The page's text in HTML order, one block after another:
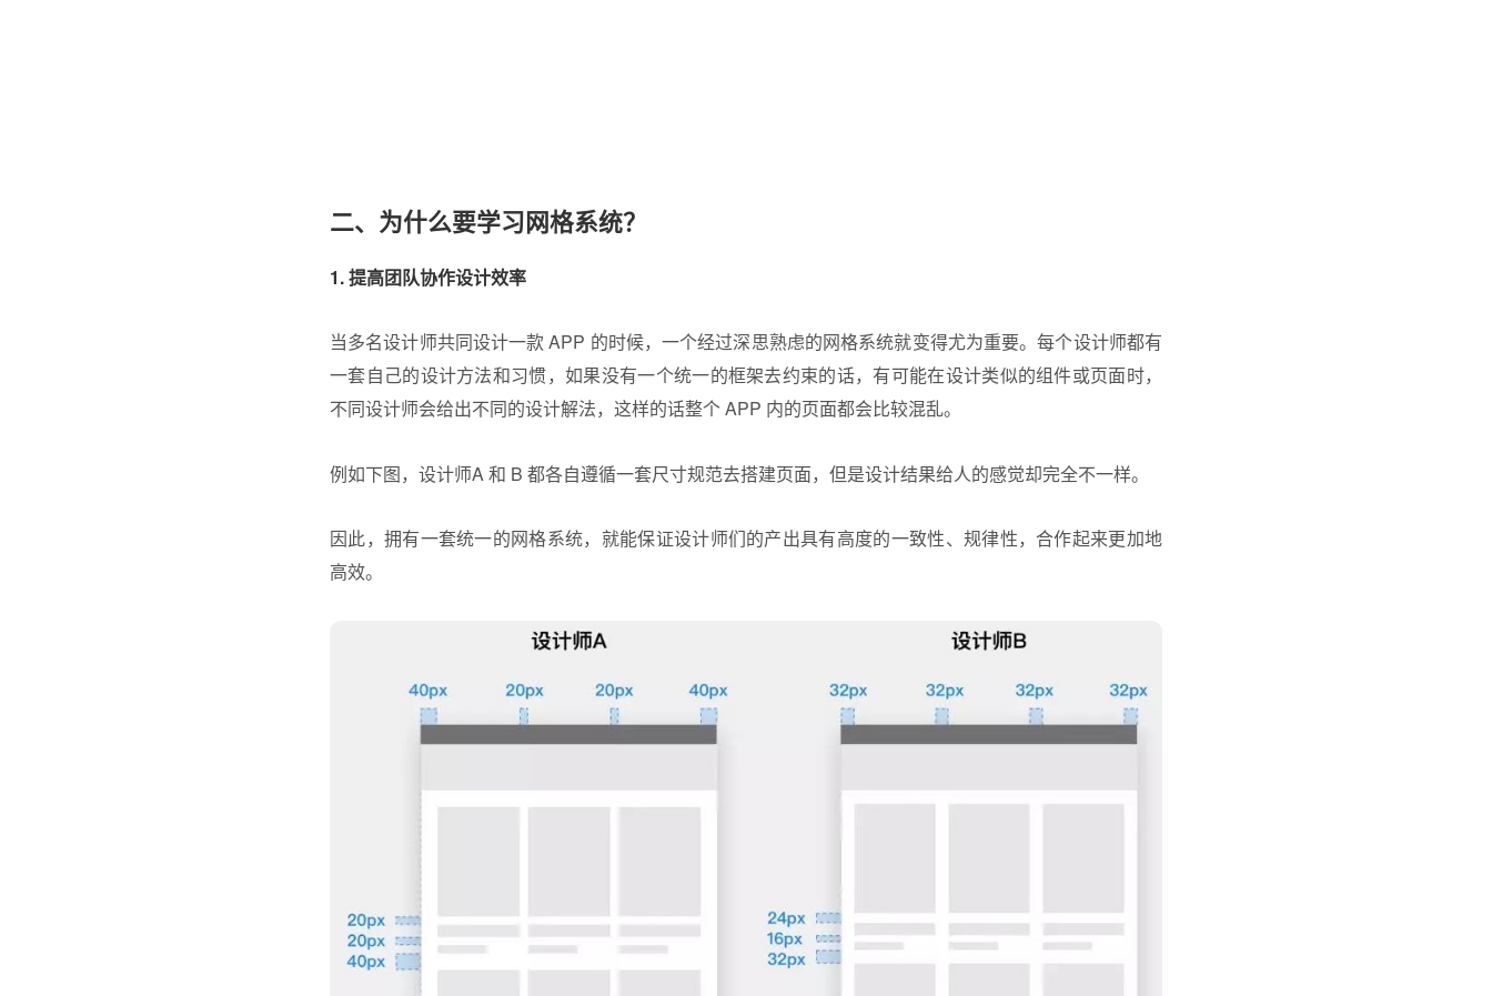
二、为什么要学习网格系统？
1. 提高团队协作设计效率
当多名设计师共同设计一款 APP 的时候，一个经过深思熟虑的网格系统就变得尤为重要。每个设计师都有
一套自己的设计方法和习惯，如果没有一个统一的框架去约束的话，有可能在设计类似的组件或页面时，
不同设计师会给出不同的设计解法，这样的话整个 APP 内的页面都会比较混乱。
例如下图，设计师A 和 B 都各自遵循一套尺寸规范去搭建页面，但是设计结果给人的感觉却完全不一样。
因此，拥有一套统一的网格系统，就能保证设计师们的产出具有高度的一致性、规律性，合作起来更加地
高效。